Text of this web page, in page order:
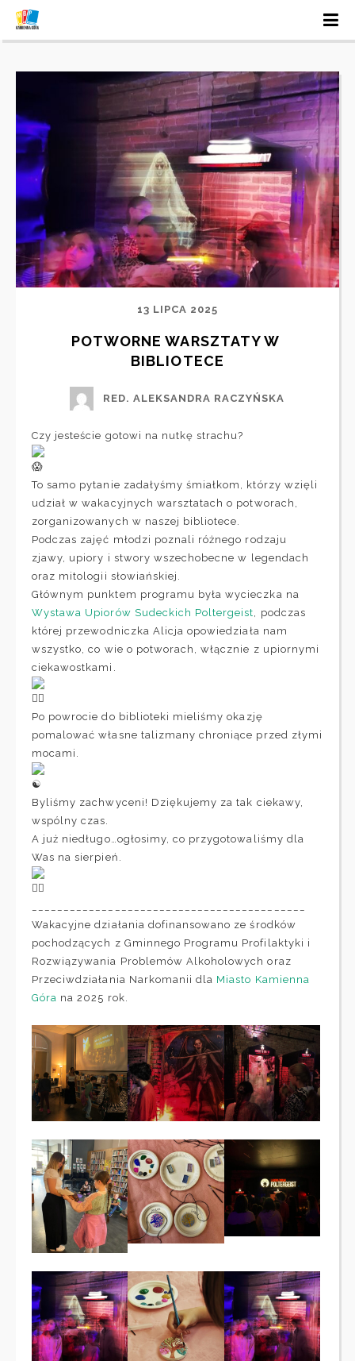
13 LIPCA 2025
POTWORNE WARSZTATY W
BIBLIOTECE
RED. ALEKSANDRA RACZYŃSKA
Czy jesteście gotowi na nutkę strachu?
To samo pytanie zadałyśmy śmiałkom, którzy wzięli
udział w wakacyjnych warsztatach o potworach,
zorganizowanych w naszej bibliotece.
Podczas zajęć młodzi poznali różnego rodzaju
zjawy, upiory i stwory wszechobecne w legendach
oraz mitologii słowiańskiej.
Głównym punktem programu była wycieczka na
Wystawa Upiorów Sudeckich Poltergeist , podczas
której przewodniczka Alicja opowiedziała nam
wszystko, co wie o potworach, włącznie z upiornymi
ciekawostkami.
Po powrocie do biblioteki mieliśmy okazję
pomalować własne talizmany chroniące przed złymi
mocami.
Byliśmy zachwyceni! Dziękujemy za tak ciekawy,
wspólny czas.
A już niedługo…ogłosimy, co przygotowaliśmy dla
Was na sierpień.
Wakacyjne działania dofinansowano ze środków
pochodzących z Gminnego Programu Profilaktyki i
Rozwiązywania Problemów Alkoholowych oraz
Przeciwdziałania Narkomanii dla Miasto Kamienna
Góra na 2025 rok.